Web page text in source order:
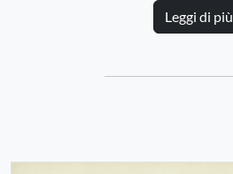
Leggi di più